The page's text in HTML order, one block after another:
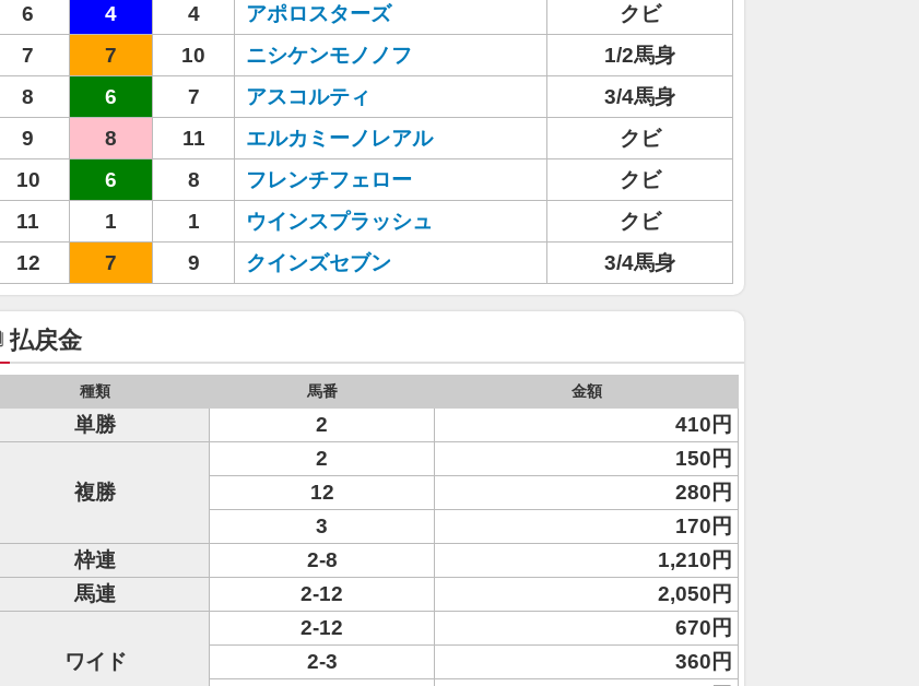
6
4 4 アポロスターズ
クビ
7
7 10 ニシケンモノノフ
1/2馬身
8
6 7 アスコルティ
3/4馬身
9
8 11 エルカミーノレアル
クビ
10
6 8 フレンチフェロー
クビ
11
1 1 ウインスプラッシュ
クビ
12
7 9 クインズセブン 3/4馬身
払戻金
種類 馬番 金額
単勝 2 410円
複勝
2
150円
12
280円
3
170円
枠連
2-8
1,210円
馬連
2-12 2,050円
ワイド
2-12
670円
2-3
360円